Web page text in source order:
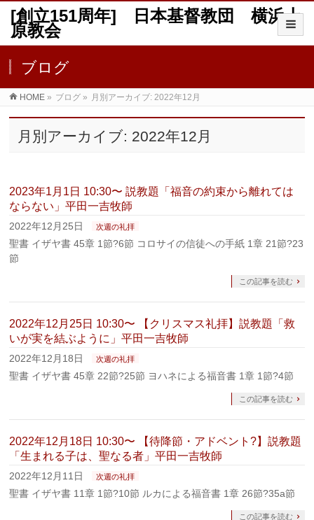
[創立151周年] 日本基督教団 横浜上
原教会
ブログ
HOME » ブログ » 月別アーカイブ: 2022年12月
月別アーカイブ: 2022年12月
2023年1月1日 10:30〜 説教題「福音の約束から離れては
ならない」平田一吉牧師
2022年12月25日 次週の礼拝
聖書 イザヤ書 45章 1節?6節 コロサイの信徒への手紙 1章 21節?23
節
この記事を読む
2022年12月25日 10:30〜 【クリスマス礼拝】説教題「救
いが実を結ぶように」平田一吉牧師
2022年12月18日 次週の礼拝
聖書 イザヤ書 45章 22節?25節 ヨハネによる福音書 1章 1節?4節
この記事を読む
2022年12月18日 10:30〜 【待降節・アドベント?】説教題
「生まれる子は、聖なる者」平田一吉牧師
2022年12月11日 次週の礼拝
聖書 イザヤ書 11章 1節?10節 ルカによる福音書 1章 26節?35a節
この記事を読む